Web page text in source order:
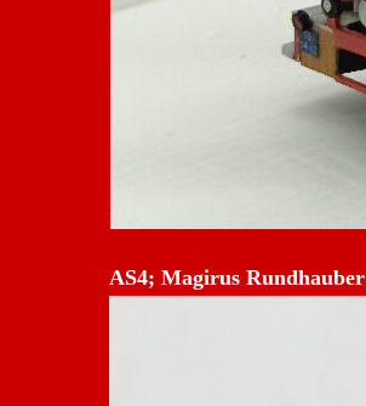
AS4; Magirus Rundhauber